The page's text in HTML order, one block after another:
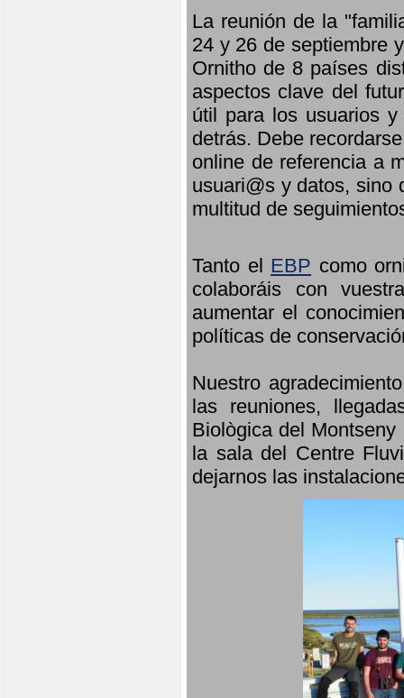
La reunión de la
24 y 26 de septiembre
Ornitho de 8 países
aspectos clave del
útil para los usuarios
detrás. Debe
online de referencia a
usuari@s y datos, sino
multitud de
Tanto el EBP como
colaboráis con
aumentar el
políticas de
Nuestro
las reuniones,
Biològica del
la sala del Centre
dejarnos las